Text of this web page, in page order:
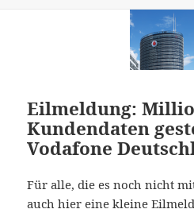
Eilmeldung:
Kundendaten
Vodafone
Für alle, die es noch nicht
auch hier eine kleine